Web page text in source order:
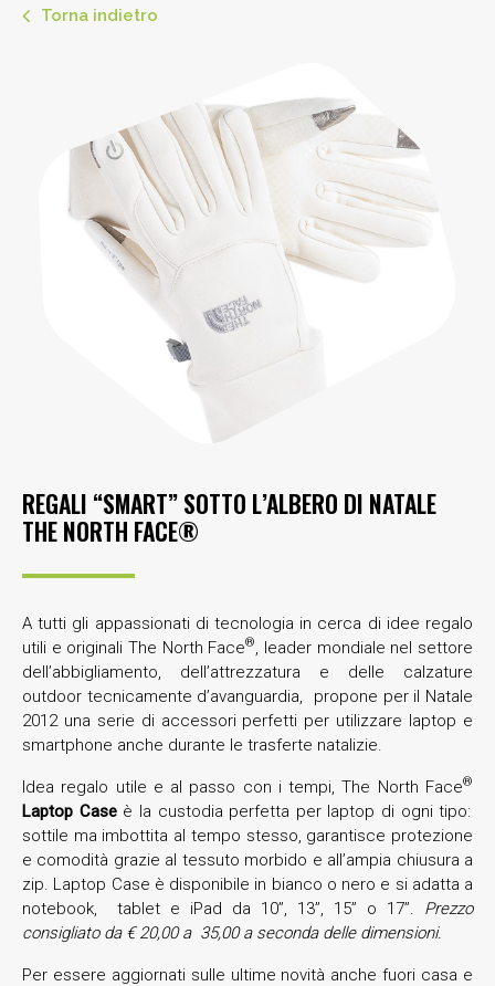
Torna indietro
­­­­REGALI “SMART” SOTTO L’ALBERO DI NATALE
THE NORTH FACE®
A tutti gli appassionati di tecnologia in cerca di idee regalo
utili e originali The North Face®, leader mondiale nel settore
dell’abbigliamento, dell’attrezzatura e delle calzature
outdoor tecnicamente d’avanguardia, propone per il Natale
2012 una serie di accessori perfetti per utilizzare laptop e
smartphone anche durante le trasferte natalizie.
Idea regalo utile e al passo con i tempi, The North Face®
Laptop Caseè la custodia perfetta per laptop di ogni tipo:
sottile ma imbottita al tempo stesso, garantisce protezione
e comodità grazie al tessuto morbido e all’ampia chiusura a
zip. Laptop Case è disponibile in bianco o nero e si adatta a
notebook, tablet e iPad da 10’’, 13’’, 15’’ o 17’’. Prezzo
consigliato da € 20,00 a 35,00 a seconda delle dimensioni.
Per essere aggiornati sulle ultime novità anche fuori casa e